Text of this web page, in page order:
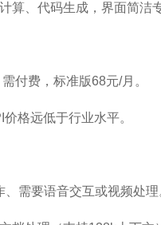
算、代码生成，界面简洁
付费，标准版68元/月。
格远低于行业水平。
需要语音交互或视频处理